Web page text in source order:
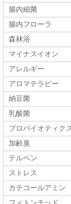
腸内細菌
腸内フローラ
森林浴
マイナスイオン
アレルギー
アロマテラピー
納豆菌
乳酸菌
プロバイオティク
加齢臭
テルペン
ストレス
カテコールアミン